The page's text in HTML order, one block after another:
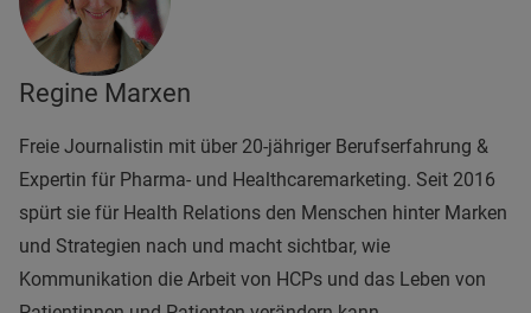
Regine Marxen
Freie Journalistin mit über 20-jähriger Berufserfahrung &
Expertin für Pharma- und Healthcaremarketing. Seit 2016
spürt sie für Health Relations den Menschen hinter Marken
und Strategien nach und macht sichtbar, wie
Kommunikation die Arbeit von HCPs und das Leben von